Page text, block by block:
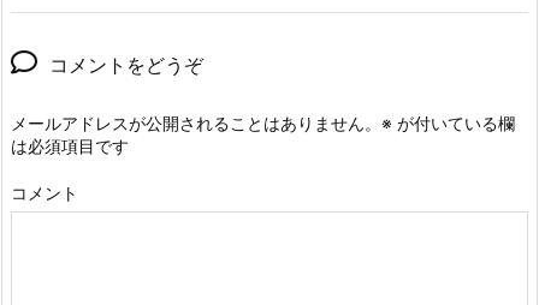
コメントをどうぞ
メールアドレスが公開されることはありません。 ※ が付いている欄
は必須項目です
コメント